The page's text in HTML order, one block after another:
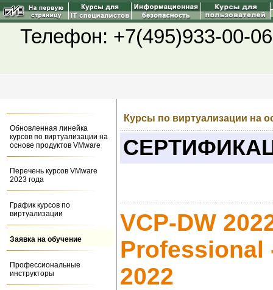
Телефон: +7(495)933-00-
Обновленная линейка
курсов по виртуализации на
основе продуктов VMware
Перечень курсов VMware
2023 года
График курсов по
виртуализации
Заявка на обучение
Профессиональные
инструкторы
Курсы по виртуализации на
VCP-DW
Professional
2022